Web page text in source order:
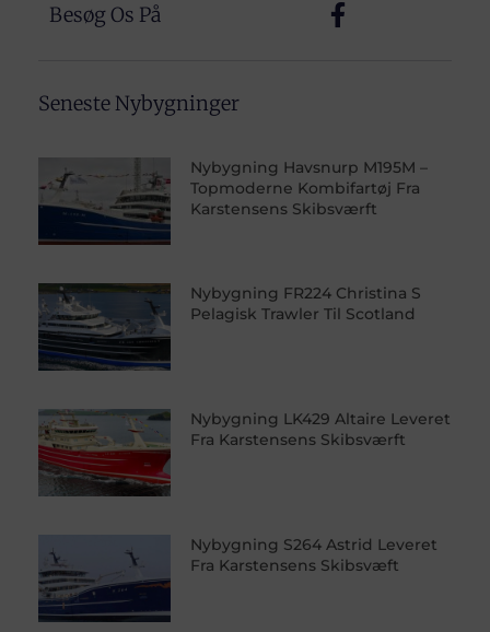
Besøg Os På
Seneste Nybygninger
Nybygning Havsnurp M195M –
Topmoderne Kombifartøj Fra
Karstensens Skibsværft
Nybygning FR224 Christina S
Pelagisk Trawler Til Scotland
Nybygning LK429 Altaire Leveret
Fra Karstensens Skibsværft
Nybygning S264 Astrid Leveret
Fra Karstensens Skibsvæft